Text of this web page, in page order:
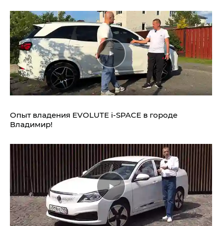
Опыт владения EVOLUTE i‑SPACE в городе
Владимир!